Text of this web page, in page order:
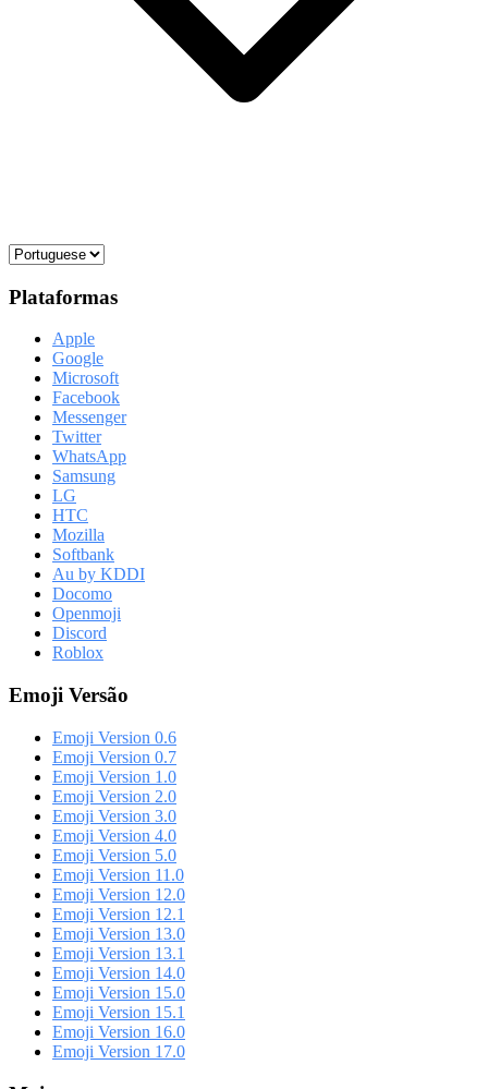
Plataformas
Apple
Google
Microsoft
Facebook
Messenger
Twitter
WhatsApp
Samsung
LG
HTC
Mozilla
Softbank
Au by KDDI
Docomo
Openmoji
Discord
Roblox
Emoji Versão
Emoji Version 0.6
Emoji Version 0.7
Emoji Version 1.0
Emoji Version 2.0
Emoji Version 3.0
Emoji Version 4.0
Emoji Version 5.0
Emoji Version 11.0
Emoji Version 12.0
Emoji Version 12.1
Emoji Version 13.0
Emoji Version 13.1
Emoji Version 14.0
Emoji Version 15.0
Emoji Version 15.1
Emoji Version 16.0
Emoji Version 17.0